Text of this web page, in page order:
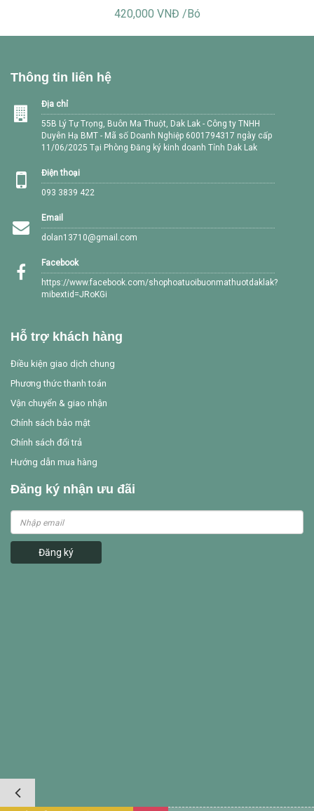
420,000 VNĐ /Bó
Thông tin liên hệ
Địa chỉ
55B Lý Tự Trọng, Buôn Ma Thuột, Dak Lak - Công ty TNHH
Duyên Hạ BMT - Mã số Doanh Nghiệp 6001794317 ngày cấp
11/06/2025 Tại Phòng Đăng ký kinh doanh Tỉnh Dak Lak
Điện thoại
093 3839 422
Email
dolan13710@gmail.com
Facebook
https://www.facebook.com/shophoatuoibuonmathuotdaklak?
mibextid=JRoKGi
Hỗ trợ khách hàng
Điều kiện giao dịch chung
Phương thức thanh toán
Vận chuyển & giao nhận
Chính sách bảo mật
Chính sách đổi trả
Hướng dẫn mua hàng
Đăng ký nhận ưu đãi
Đăng ký